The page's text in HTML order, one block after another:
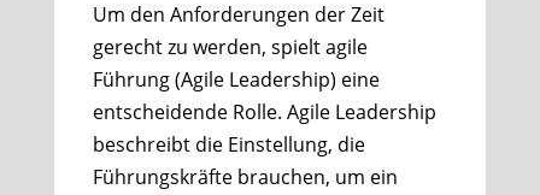
Um den Anforderungen der Zeit
gerecht zu werden, spielt agile
Führung (Agile Leadership) eine
entscheidende Rolle. Agile Leadership
beschreibt die Einstellung, die
Führungskräfte brauchen, um ein